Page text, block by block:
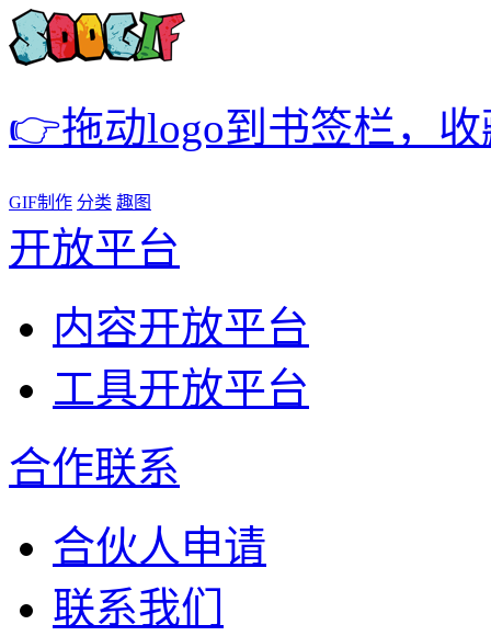
👉拖动logo到书签栏，
GIF制作 分类 趣图
开放平台
内容开放平台
工具开放平台
合作联系
合伙人申请
联系我们